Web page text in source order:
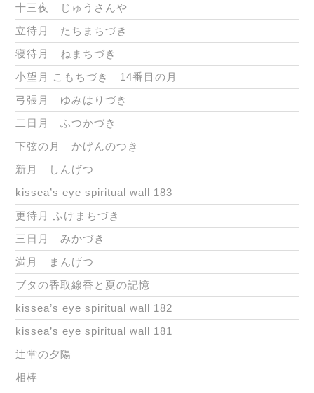
十三夜 じゅうさんや
立待月 たちまちづき
寝待月 ねまちづき
小望月 こもちづき 14番目の月
弓張月 ゆみはりづき
二日月 ふつかづき
下弦の月 かげんのつき
新月 しんげつ
kissea’s eye spiritual wall 183
更待月 ふけまちづき
三日月 みかづき
満月 まんげつ
ブタの香取線香と夏の記憶
kissea’s eye spiritual wall 182
kissea’s eye spiritual wall 181
辻堂の夕陽
相棒